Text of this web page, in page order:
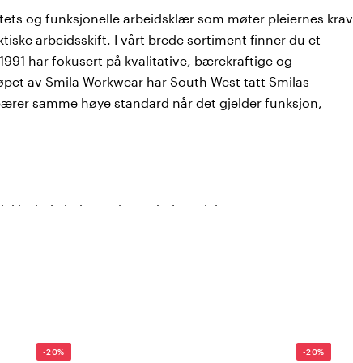
og funksjonelle arbeidsklær som møter pleiernes krav
arbeidsskift. I vårt brede sortiment finner du et
har fokusert på kvalitative, bærekraftige og
av Smila Workwear har South West tatt Smilas
samme høye standard når det gjelder funksjon,
hele behovet innen helse, pleie og omsorg:
Tunikaer, bukser og kjoler med moderne design,
stiler og anledninger. Smarte funksjoner, kreative detaljer
-20% -20%